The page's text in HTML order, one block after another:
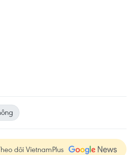
dõi VietnamPlus